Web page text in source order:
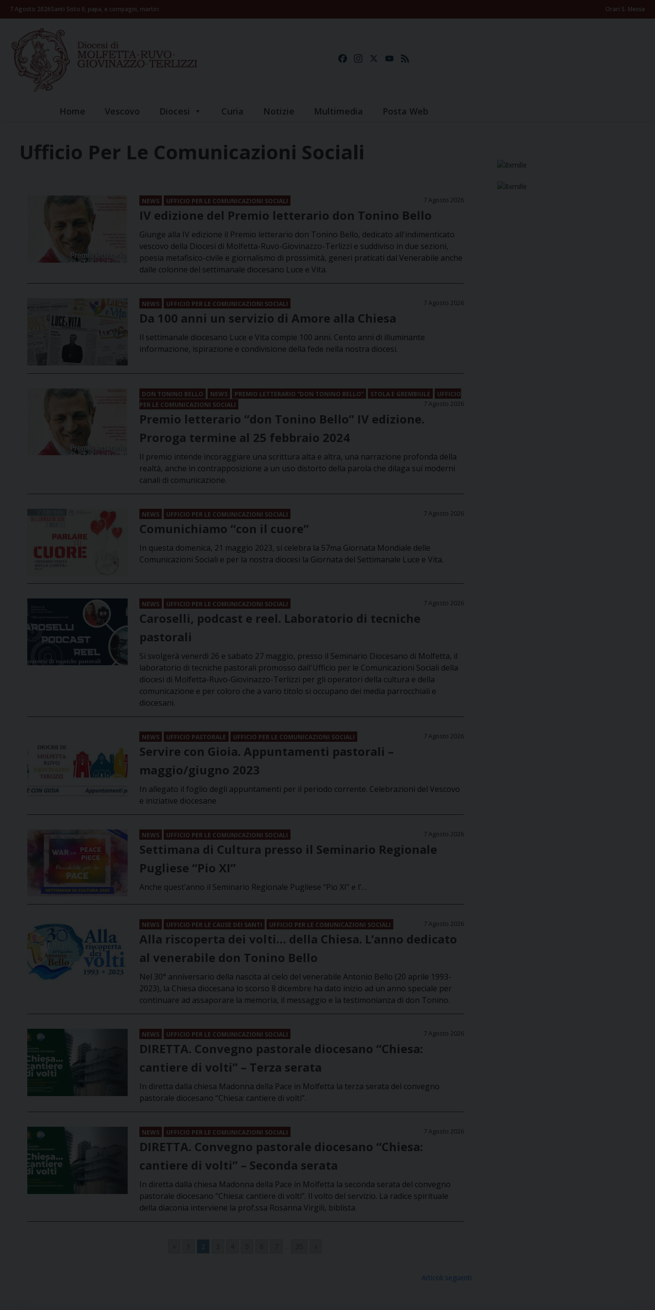
Skip7 Agosto 2026Santi Sisto II, papa, e compagni, martiri Orari S. Messe
FacebookInstagramYouTube
Home Vescovo Diocesi Curia Notizie Multimedia Posta Web
Ufficio Per Le Comunicazioni Sociali
NEWS UFFICIO PER LE COMUNICAZIONI SOCIALI 7 Agosto 2026
IV edizione del Premio letterario don Tonino Bello
Giunge alla IV edizione il Premio letterario don Tonino Bello, dedicato all'indimenticato
vescovo della Diocesi di Molfetta-Ruvo-Giovinazzo-Terlizzi e suddiviso in due sezioni,
poesia metafisico-civile e giornalismo di prossimità, generi praticati dal Venerabile anche
dalle colonne del settimanale diocesano Luce e Vita.
NEWS UFFICIO PER LE COMUNICAZIONI SOCIALI 7 Agosto 2026
Da 100 anni un servizio di Amore alla Chiesa
Il settimanale diocesano Luce e Vita compie 100 anni. Cento anni di illuminante
informazione, ispirazione e condivisione della fede nella nostra diocesi.
DON TONINO BELLO NEWS PREMIO LETTERARIO “DON TONINO BELLO” STOLA E GREMBIULE
UFFICIO
PER LE COMUNICAZIONI SOCIALI
7 Agosto 2026
Premio letterario “don Tonino Bello” IV edizione.
Proroga termine al 25 febbraio 2024
Il premio intende incoraggiare una scrittura alta e altra, una narrazione profonda della
realtà, anche in contrapposizione a un uso distorto della parola che dilaga sui moderni
canali di comunicazione.
NEWS UFFICIO PER LE COMUNICAZIONI SOCIALI 7 Agosto 2026
Comunichiamo “con il cuore”
In questa domenica, 21 maggio 2023, si celebra la 57ma Giornata Mondiale delle
Comunicazioni Sociali e per la nostra diocesi la Giornata del Settimanale Luce e Vita.
NEWS UFFICIO PER LE COMUNICAZIONI SOCIALI 7 Agosto 2026
Caroselli, podcast e reel. Laboratorio di tecniche
pastorali
Si svolgerà venerdì 26 e sabato 27 maggio, presso il Seminario Diocesano di Molfetta, il
laboratorio di tecniche pastorali promosso dall'Ufficio per le Comunicazioni Sociali della
diocesi di Molfetta-Ruvo-Giovinazzo-Terlizzi per gli operatori della cultura e della
comunicazione e per coloro che a vario titolo si occupano dei media parrocchiali e
diocesani.
NEWS UFFICIO PASTORALE UFFICIO PER LE COMUNICAZIONI SOCIALI 7 Agosto 2026
Servire con Gioia. Appuntamenti pastorali –
maggio/giugno 2023
In allegato il foglio degli appuntamenti per il periodo corrente. Celebrazioni del Vescovo
e iniziative diocesane
NEWS UFFICIO PER LE COMUNICAZIONI SOCIALI 7 Agosto 2026
Settimana di Cultura presso il Seminario Regionale
Pugliese “Pio XI”
Anche quest’anno il Seminario Regionale Pugliese “Pio XI” e l’…
NEWS UFFICIO PER LE CAUSE DEI SANTI UFFICIO PER LE COMUNICAZIONI SOCIALI 7 Agosto 2026
Alla riscoperta dei volti… della Chiesa. L’anno dedicato
al venerabile don Tonino Bello
Nel 30° anniversario della nascita al cielo del venerabile Antonio Bello (20 aprile 1993-
2023), la Chiesa diocesana lo scorso 8 dicembre ha dato inizio ad un anno speciale per
continuare ad assaporare la memoria, il messaggio e la testimonianza di don Tonino.
NEWS UFFICIO PER LE COMUNICAZIONI SOCIALI 7 Agosto 2026
DIRETTA. Convegno pastorale diocesano “Chiesa:
cantiere di volti” – Terza serata
In diretta dalla chiesa Madonna della Pace in Molfetta la terza serata del convegno
pastorale diocesano “Chiesa: cantiere di volti”.
NEWS UFFICIO PER LE COMUNICAZIONI SOCIALI 7 Agosto 2026
DIRETTA. Convegno pastorale diocesano “Chiesa:
cantiere di volti” – Seconda serata
In diretta dalla chiesa Madonna della Pace in Molfetta la seconda serata del convegno
pastorale diocesano “Chiesa: cantiere di volti”. Il volto del servizio. La radice spirituale
della diaconia interviene la prof.ssa Rosanna Virgili, biblista.
2
Articoli seguenti